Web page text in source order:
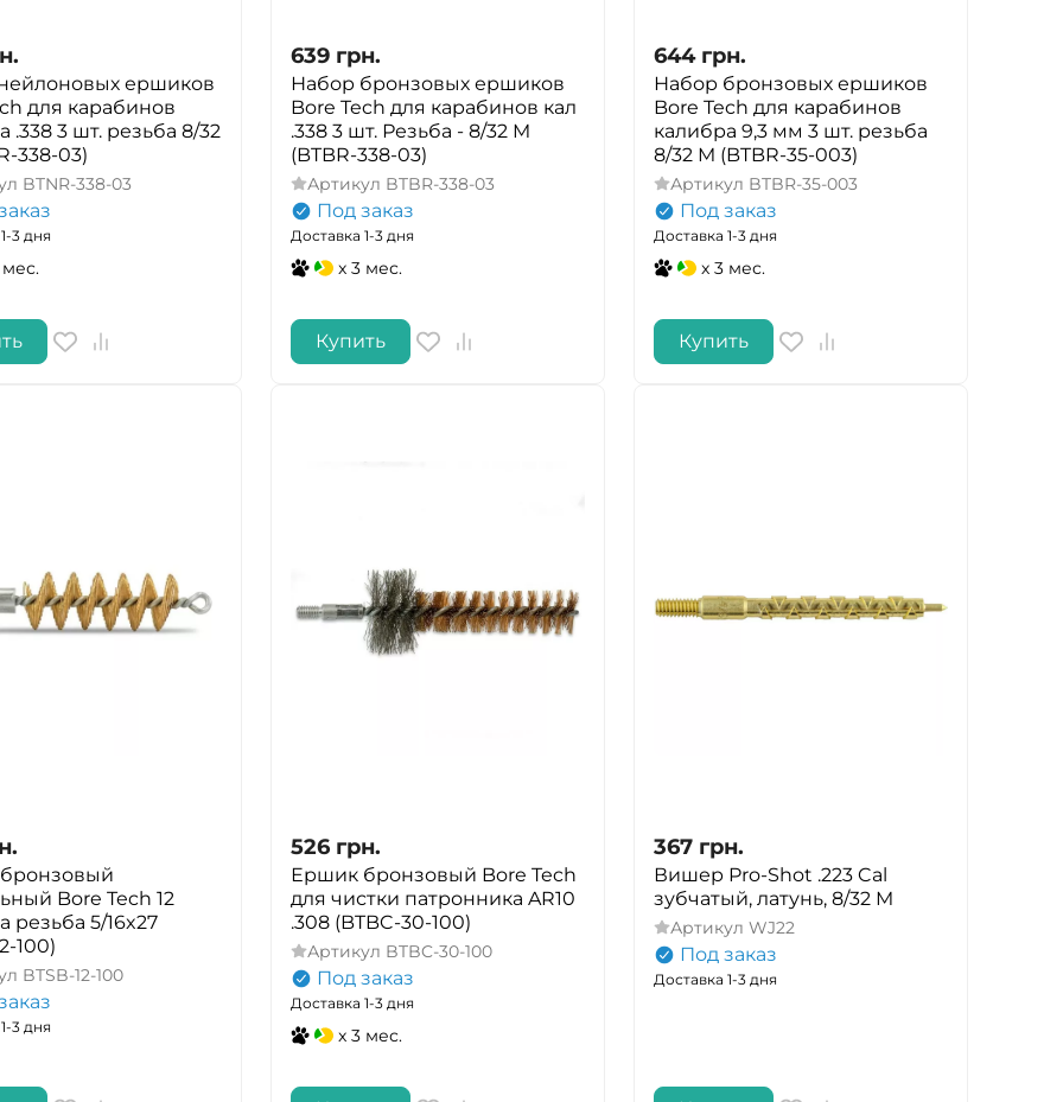
ершиков
для карабинов
.338 3 шт. резьба 8/32
338-03)
BTNR-338-03
3 дня
мес.
639 грн.
Набор бронзовых ершиков
Bore Tech для карабинов кал
.338 3 шт. Резьба - 8/32 M
(BTBR-338-03)
Артикул BTBR-338-03
Под заказ
Доставка 1-3 дня
x 3 мес.
Купить
644 грн.
Набор бронзовых ершиков
Bore Tech для карабинов
калибра 9,3 мм 3 шт. резьба
8/32 M (BTBR-35-003)
Артикул BTBR-35-003
Под заказ
Доставка 1-3 дня
x 3 мес.
Купить
Bore Tech 12
резьба 5/16x27
100)
BTSB-12-100
3 дня
526 грн.
Ершик бронзовый Bore Tech
для чистки патронника AR10
.308 (BTBC-30-100)
Артикул BTBC-30-100
Под заказ
Доставка 1-3 дня
x 3 мес.
367 грн.
Вишер Pro-Shot .223 Cal
зубчатый, латунь, 8/32 M
Артикул WJ22
Под заказ
Доставка 1-3 дня